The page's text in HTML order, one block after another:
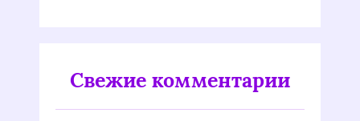
Свежие комментарии